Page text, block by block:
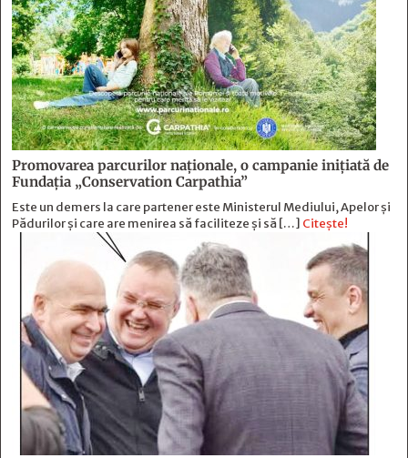
Promovarea parcurilor naționale, o campanie inițiată de
Fundația „Conservation Carpathia”
Este un demers la care partener este Ministerul Mediului, Apelor și
Pădurilor și care are menirea să faciliteze și să […] Citește!